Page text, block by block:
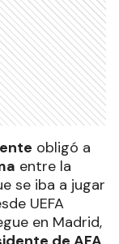
obligó a
entre la